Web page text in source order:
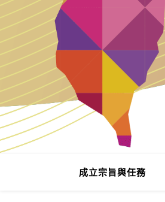
成立宗旨與任務